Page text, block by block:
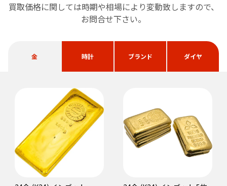
買取価格に関しては時期や相場により変動致しますので、
お問合せ下さい。
金 時計 ブランド ダイヤ